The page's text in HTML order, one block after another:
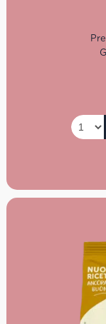
glutenfrei oder